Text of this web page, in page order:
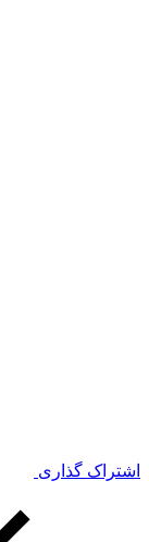
اشتراک گذاری